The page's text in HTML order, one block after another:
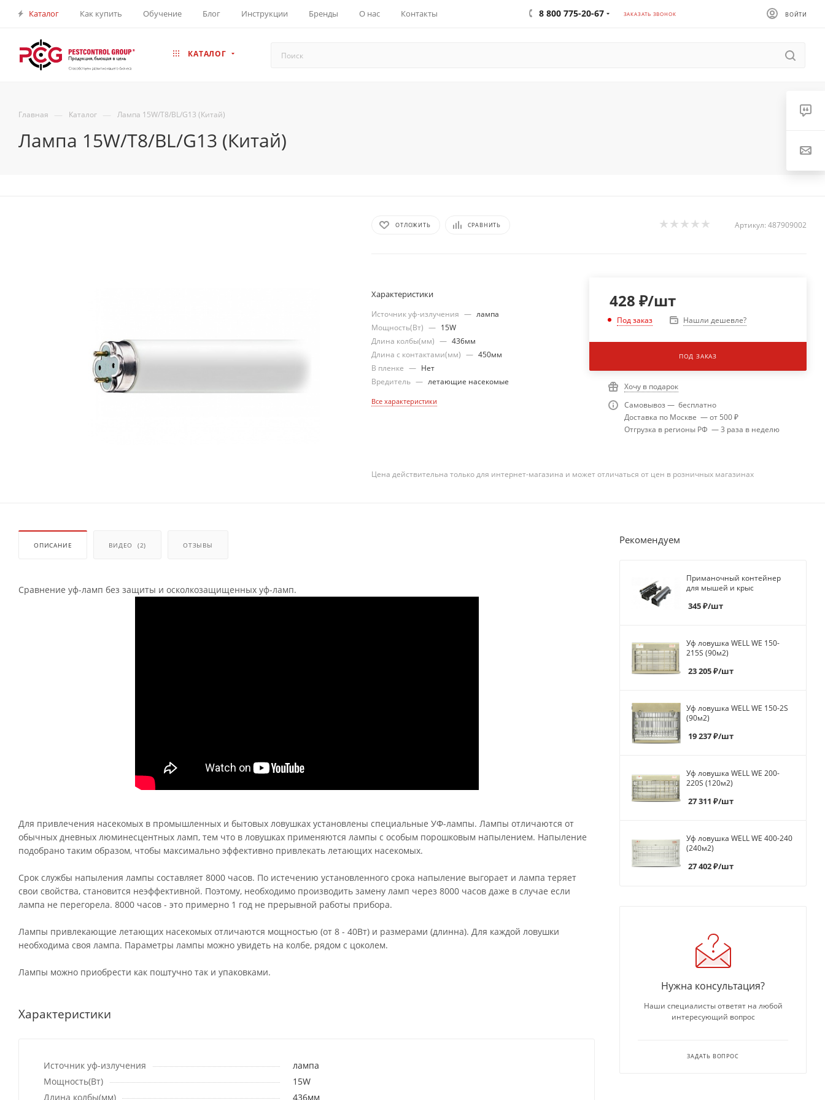
Каталог Как купить Обучение Блог Инструкции Бренды О нас Контакты 8 800 775-20-67 ЗАКАЗАТЬ ЗВОНОК ВОЙТИ
КАТАЛОГ
Главная — Каталог — Лампа 15W/Т8/BL/G13 (Китай)
Лампа 15W/Т8/BL/G13 (Китай)
ОТЛОЖИТЬ СРАВНИТЬ Артикул: 487909002
Характеристики
Источник уф-излучения — лампа
Мощность(Вт) — 15W
Длина колбы(мм) — 436мм
Длина с контактами(мм) — 450мм
В пленке — Нет
Вредитель — летающие насекомые
Все характеристики
428 ₽/шт
Под заказ Нашли дешевле?
ПОД ЗАКАЗ
Хочу в подарок
Самовывоз — бесплатно
Доставка по Москве — от 500 ₽
Отгрузка в регионы РФ — 3 раза в неделю
Цена действительна только для интернет-магазина и может отличаться от цен в розничных магазинах
ОПИСАНИЕ ВИДЕО (2) ОТЗЫВЫ
Сравнение уф-ламп без защиты и осколкозащищенных уф-ламп.
Для привлечения насекомых в промышленных и бытовых ловушках установлены специальные УФ-лампы. Лампы отличаются от
обычных дневных люминесцентных ламп, тем что в ловушках применяются лампы с особым порошковым напылением. Напыление
подобрано таким образом, чтобы максимально эффективно привлекать летающих насекомых.
Срок службы напыления лампы составляет 8000 часов. По истечению установленного срока напыление выгорает и лампа теряет
свои свойства, становится неэффективной. Поэтому, необходимо производить замену ламп через 8000 часов даже в случае если
лампа не перегорела. 8000 часов - это примерно 1 год не прерывной работы прибора.
Лампы привлекающие летающих насекомых отличаются мощностью (от 8 - 40Вт) и размерами (длинна). Для каждой ловушки
необходима своя лампа. Параметры лампы можно увидеть на колбе, рядом с цоколем.
Лампы можно приобрести как поштучно так и упаковками.
Характеристики
Источник уф-излучения
лампа
Мощность(Вт)
15W
Длина колбы(мм)
436мм
Рекомендуем
Приманочный контейнер
для мышей и крыс
345₽/шт
Уф ловушка WELL WE 150-
215S (90м2)
23 205₽/шт
Уф ловушка WELL WE 150-2S
(90м2)
19 237₽/шт
Уф ловушка WELL WE 200-
220S (120м2)
27 311 ₽/шт
Уф ловушка WELL WE 400-240
(240м2)
27 402₽/шт
Нужна консультация?
Наши специалисты ответят на любой
интересующий вопрос
ЗАДАТЬ ВОПРОС